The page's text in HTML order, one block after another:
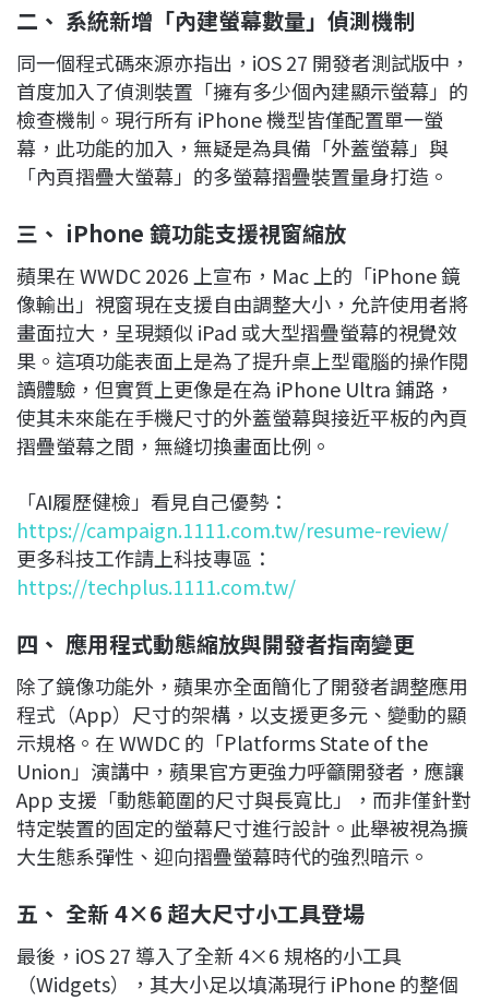
二、 系統新增「內建螢幕數量」偵測機制
同一個程式碼來源亦指出，iOS 27 開發者測試版中，
首度加入了偵測裝置「擁有多少個內建顯示螢幕」的
檢查機制。現行所有 iPhone 機型皆僅配置單一螢
幕，此功能的加入，無疑是為具備「外蓋螢幕」與
「內頁摺疊大螢幕」的多螢幕摺疊裝置量身打造。
三、 iPhone 鏡功能支援視窗縮放
蘋果在 WWDC 2026 上宣布，Mac 上的「iPhone 鏡
像輸出」視窗現在支援自由調整大小，允許使用者將
畫面拉大，呈現類似 iPad 或大型摺疊螢幕的視覺效
果。這項功能表面上是為了提升桌上型電腦的操作閱
讀體驗，但實質上更像是在為 iPhone Ultra 鋪路，
使其未來能在手機尺寸的外蓋螢幕與接近平板的內頁
摺疊螢幕之間，無縫切換畫面比例。
「AI履歷健檢」看見自己優勢：
https://campaign.1111.com.tw/resume-review/
更多科技工作請上科技專區：
https://techplus.1111.com.tw/
四、 應用程式動態縮放與開發者指南變更
除了鏡像功能外，蘋果亦全面簡化了開發者調整應用
程式（App）尺寸的架構，以支援更多元、變動的顯
示規格。在 WWDC 的「Platforms State of the
Union」演講中，蘋果官方更強力呼籲開發者，應讓
App 支援「動態範圍的尺寸與長寬比」，而非僅針對
特定裝置的固定的螢幕尺寸進行設計。此舉被視為擴
大生態系彈性、迎向摺疊螢幕時代的強烈暗示。
五、 全新 4×6 超大尺寸小工具登場
最後，iOS 27 導入了全新 4×6 規格的小工具
（Widgets），其大小足以填滿現行 iPhone 的整個